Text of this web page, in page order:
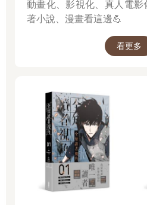
眼睜睜看著青鱗吃下了從自己胸中
胸口不停湧出的鮮血止住後，他慢
總有一天，要親手殺了他！要一寸
心！但是現在……孤虹腳尖一點，
太淵抱著旁觀的態度站在一旁，他
會饒了青鱗，沒想到他竟然朝自己
這一失神，孤虹已經來到了面前，
懷中取出了一樣東西，朝孤虹照了
動畫化、影視化、真人電影
著小說、漫畫看這邊💪
看更多